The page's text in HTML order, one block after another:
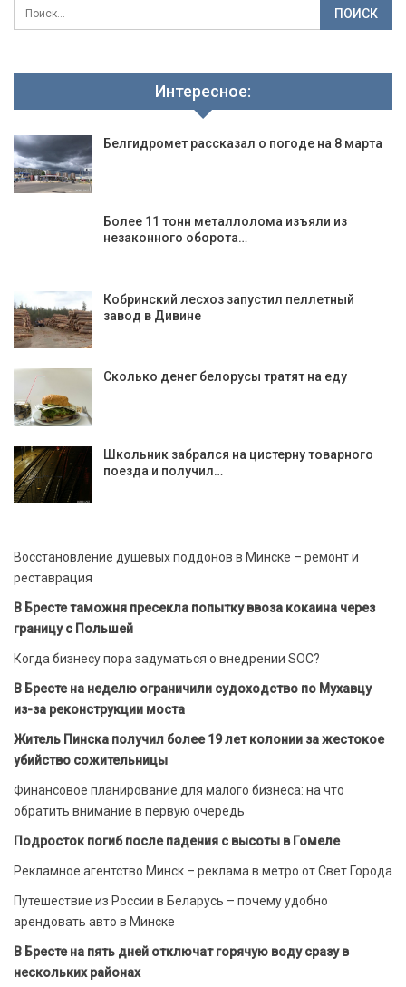
Интересное:
Белгидромет рассказал о погоде на 8 марта
Более 11 тонн металлолома изъяли из
незаконного оборота…
Кобринский лесхоз запустил пеллетный
завод в Дивине
Сколько денег белорусы тратят на еду
Школьник забрался на цистерну товарного
поезда и получил…
Восстановление душевых поддонов в Минске – ремонт и
реставрация
В Бресте таможня пресекла попытку ввоза кокаина через
границу с Польшей
Когда бизнесу пора задуматься о внедрении SOC?
В Бресте на неделю ограничили судоходство по Мухавцу
из-за реконструкции моста
Житель Пинска получил более 19 лет колонии за жестокое
убийство сожительницы
Финансовое планирование для малого бизнеса: на что
обратить внимание в первую очередь
Подросток погиб после падения с высоты в Гомеле
Рекламное агентство Минск – реклама в метро от Свет Города
Путешествие из России в Беларусь – почему удобно
арендовать авто в Минске
В Бресте на пять дней отключат горячую воду сразу в
нескольких районах